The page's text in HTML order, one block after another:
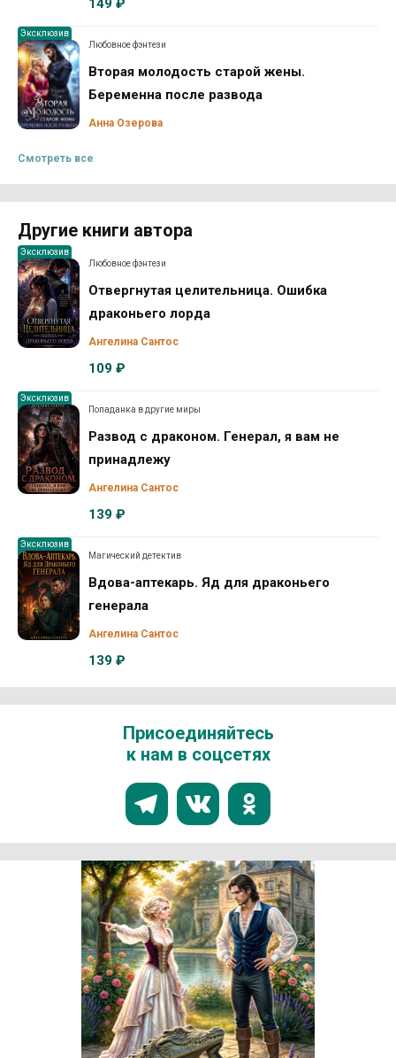
149 ₽
Эксклюзив
Любовное фэнтези
Вторая молодость старой жены.
Беременна после развода
Анна Озерова
Смотреть все
Другие книги автора
Эксклюзив
Любовное фэнтези
Отвергнутая целительница. Ошибка
драконьего лорда
Ангелина Сантос
109 ₽
Эксклюзив
Попаданка в другие миры
Развод с драконом. Генерал, я вам не
принадлежу
Ангелина Сантос
139 ₽
Эксклюзив
Магический детектив
Вдова-аптекарь. Яд для драконьего
генерала
Ангелина Сантос
139 ₽
Присоединяйтесь
к нам в соцсетях